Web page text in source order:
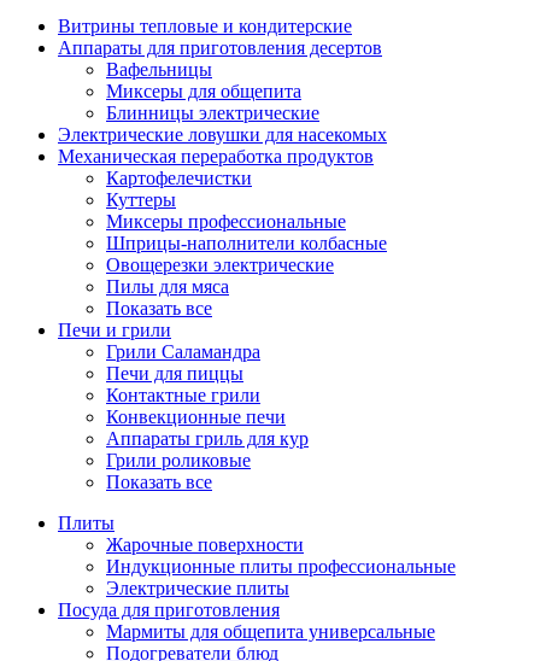
Витрины тепловые и кондитерские
Аппараты для приготовления десертов
Вафельницы
Миксеры для общепита
Блинницы электрические
Электрические ловушки для насекомых
Механическая переработка продуктов
Картофелечистки
Куттеры
Миксеры профессиональные
Шприцы-наполнители колбасные
Овощерезки электрические
Пилы для мяса
Показать все
Печи и грили
Грили Саламандра
Печи для пиццы
Контактные грили
Конвекционные печи
Аппараты гриль для кур
Грили роликовые
Показать все
Плиты
Жарочные поверхности
Индукционные плиты профессиональные
Электрические плиты
Посуда для приготовления
Мармиты для общепита универсальные
Подогреватели блюд